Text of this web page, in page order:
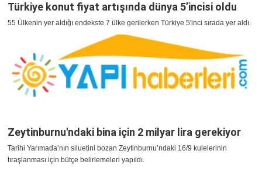
Türkiye konut fiyat artışında dünya 5’incisi oldu
55 Ülkenin yer aldığı endekste 7 ülke gerilerken Türkiye 5'inci sırada yer aldı.
Zeytinburnu'ndaki bina için 2 milyar lira gerekiyor
Tarihi Yarımada’nın siluetini bozan Zeytinburnu’ndaki 16/9 kulelerinin
tıraşlanması için bütçe belirlemeleri yapıldı.